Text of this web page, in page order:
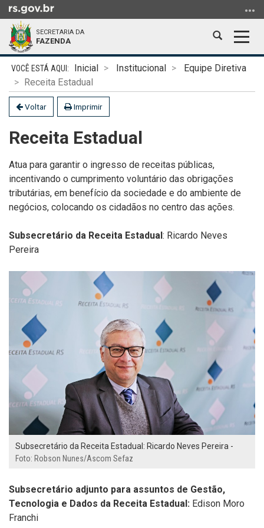
para
conteúdo
menu
para
busca
SECRETARIA DA
FAZENDA
Abrir
busca
Início
conteúdo
Inicial Institucional
Equipe Diretiva
Receita Estadual
Voltar Imprimir
Receita Estadual
Atua para garantir o ingresso de receitas públicas,
incentivando o cumprimento voluntário das obrigações
tributárias, em benefício da sociedade e do ambiente de
negócios, colocando os cidadãos no centro das ações.
Subsecretário da Receita Estadual: Ricardo Neves
Pereira
Subsecretário da Receita Estadual: Ricardo Neves Pereira -
Foto: Robson Nunes/Ascom Sefaz
Subsecretário adjunto para assuntos de Gestão,
Tecnologia e Dados da Receita Estadual: Edison Moro
Franchi